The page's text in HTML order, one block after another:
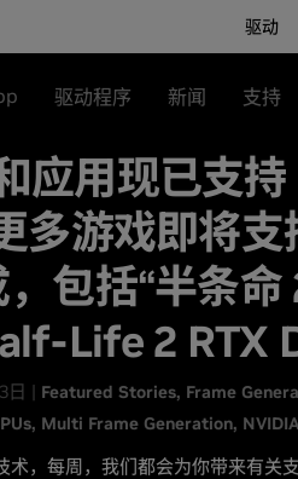
驱动
驱动程序 新闻 支持
应用现已支持
多游戏即将支
包括“半条命
Life 2 RTX
日 | Featured Stories Frame
Multi Frame Generation
，每周，我们都会为你带来有关